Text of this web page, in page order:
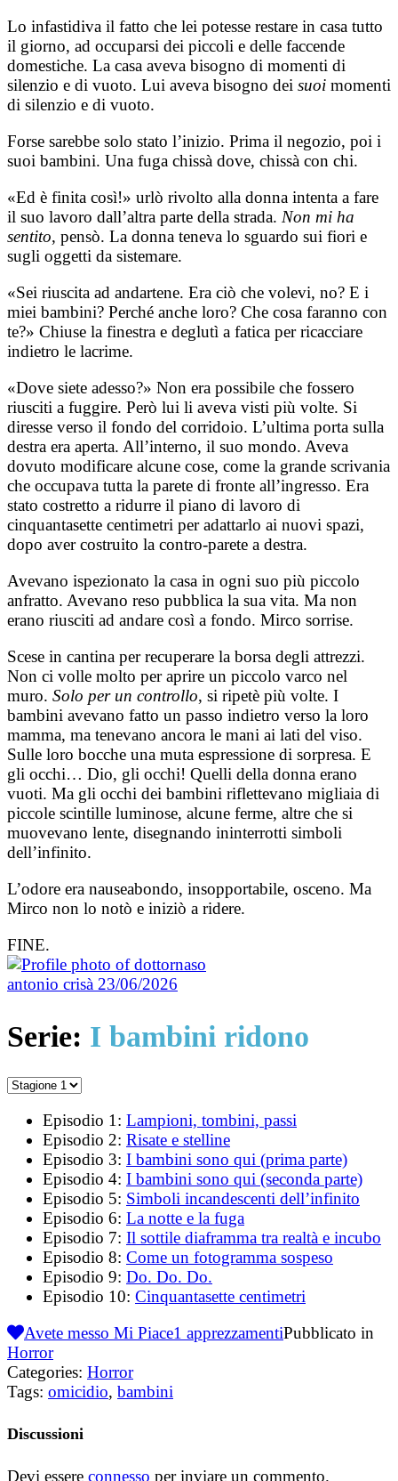
Lo infastidiva il fatto che lei potesse restare in casa tutto
il giorno, ad occuparsi dei piccoli e delle faccende
domestiche. La casa aveva bisogno di momenti di
silenzio e di vuoto. Lui aveva bisogno dei suoi momenti
di silenzio e di vuoto.
Forse sarebbe solo stato l’inizio. Prima il negozio, poi i
suoi bambini. Una fuga chissà dove, chissà con chi.
«Ed è finita così!» urlò rivolto alla donna intenta a fare
il suo lavoro dall’altra parte della strada. Non mi ha
sentito, pensò. La donna teneva lo sguardo sui fiori e
sugli oggetti da sistemare.
«Sei riuscita ad andartene. Era ciò che volevi, no? E i
miei bambini? Perché anche loro? Che cosa faranno con
te?» Chiuse la finestra e deglutì a fatica per ricacciare
indietro le lacrime.
«Dove siete adesso?» Non era possibile che fossero
riusciti a fuggire. Però lui li aveva visti più volte. Si
diresse verso il fondo del corridoio. L’ultima porta sulla
destra era aperta. All’interno, il suo mondo. Aveva
dovuto modificare alcune cose, come la grande scrivania
che occupava tutta la parete di fronte all’ingresso. Era
stato costretto a ridurre il piano di lavoro di
cinquantasette centimetri per adattarlo ai nuovi spazi,
dopo aver costruito la contro-parete a destra.
Avevano ispezionato la casa in ogni suo più piccolo
anfratto. Avevano reso pubblica la sua vita. Ma non
erano riusciti ad andare così a fondo. Mirco sorrise.
Scese in cantina per recuperare la borsa degli attrezzi.
Non ci volle molto per aprire un piccolo varco nel
muro. Solo per un controllo, si ripetè più volte. I
bambini avevano fatto un passo indietro verso la loro
mamma, ma tenevano ancora le mani ai lati del viso.
Sulle loro bocche una muta espressione di sorpresa. E
gli occhi… Dio, gli occhi! Quelli della donna erano
vuoti. Ma gli occhi dei bambini riflettevano migliaia di
piccole scintille luminose, alcune ferme, altre che si
muovevano lente, disegnando ininterrotti simboli
dell’infinito.
L’odore era nauseabondo, insopportabile, osceno. Ma
Mirco non lo notò e iniziò a ridere.
FINE.
antonio crisà 23/06/2026
Serie: I bambini ridono
Episodio 1: Lampioni, tombini, passi
Episodio 2: Risate e stelline
Episodio 3: I bambini sono qui (prima parte)
Episodio 4: I bambini sono qui (seconda parte)
Episodio 5: Simboli incandescenti dell’infinito
Episodio 6: La notte e la fuga
Episodio 7: Il sottile diaframma tra realtà e incubo
Episodio 8: Come un fotogramma sospeso
Episodio 9: Do. Do. Do.
Episodio 10: Cinquantasette centimetri
Avete messo Mi Piace1 apprezzamentiPubblicato in
Horror
Categories: Horror
Tags: omicidio, bambini
Discussioni
Devi essere connesso per inviare un commento.